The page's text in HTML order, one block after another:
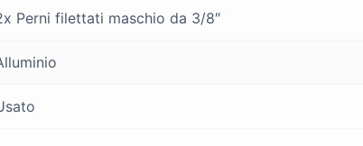
Perni filettati maschio da 3/8″